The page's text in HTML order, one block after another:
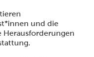
und die